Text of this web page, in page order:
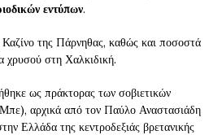
εντύπων.
της Πάρνηθας, καθώς και ποσοστά
χρυσού στη Χαλκιδική.
ως πράκτορας των σοβιετικών
αρχικά από τον Παύλο Αναστασιάδη
Ελλάδα της κεντροδεξιάς βρετανικής